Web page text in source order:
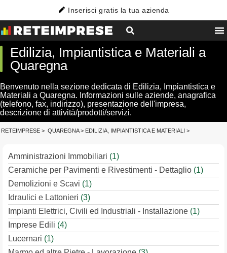
Inserisci gratis la tua azienda
Edilizia, Impiantistica e Materiali a
Quaregna
Benvenuto nella sezione dedicata di Edilizia, Impiantistica e
Materiali a Quaregna. Informazioni sulle aziende, anagrafica
(telefono, fax, indirizzo), presentazione dell'impresa,
descrizione di attività/prodotti/servizi.
RETEIMPRESE > QUAREGNA> EDILIZIA, IMPIANTISTICA E MATERIALI >
Amministrazioni Immobiliari (1)
Ceramiche per Pavimenti e Rivestimenti - Dettaglio (1)
Demolizioni e Scavi (1)
Idraulici e Lattonieri (3)
Impianti Elettrici, Civili ed Industriali - Installazione (1)
Imprese Edili (4)
Lucernari (1)